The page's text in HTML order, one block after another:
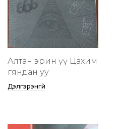
Алтан эрин үү Цахим
гяндан уу
Дэлгэрэнгүй